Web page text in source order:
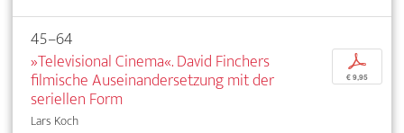
45–64
»Televisional Cinema«. David Finchers
filmische Auseinandersetzung mit der
seriellen Form
Lars Koch
p
€ 9,95